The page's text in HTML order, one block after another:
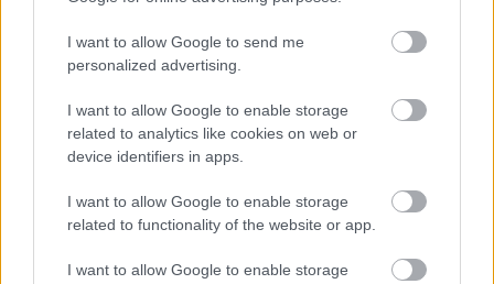
I want to allow Google to send me
personalized advertising.
I want to allow Google to enable storage
related to analytics like cookies on web or
device identifiers in apps.
I want to allow Google to enable storage
related to functionality of the website or app.
I want to allow Google to enable storage